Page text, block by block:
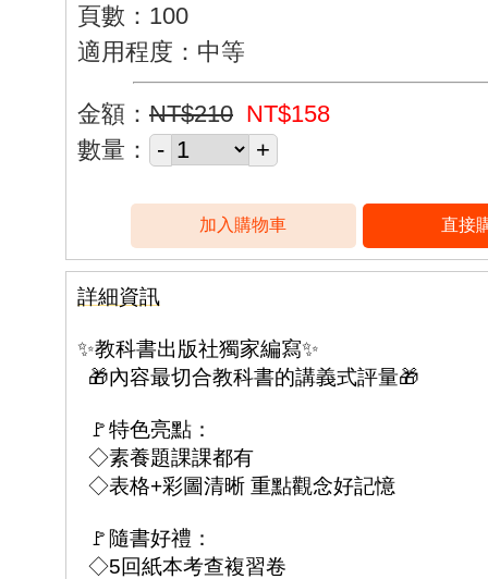
頁數：100
適用程度：中等
金額： NT$210 NT$158
數量：
詳細資訊
✨教科書出版社獨家編寫✨
🎁內容最切合教科書的講義式評量🎁
🚩特色亮點：
◇素養題課課都有
◇表格+彩圖清晰 重點觀念好記憶
🚩隨書好禮：
◇5回紙本考查複習卷